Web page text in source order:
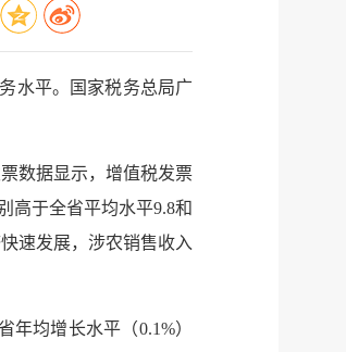
水平。国家税务总局广
数据显示，增值税发票
高于全省平均水平9.8和
速发展，涉农销售收入
均增长水平（0.1%）